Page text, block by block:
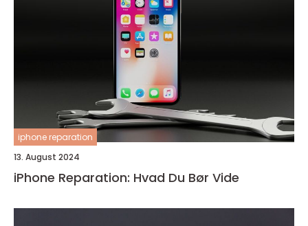
iphone reparation
13. August 2024
iPhone Reparation: Hvad Du Bør Vide